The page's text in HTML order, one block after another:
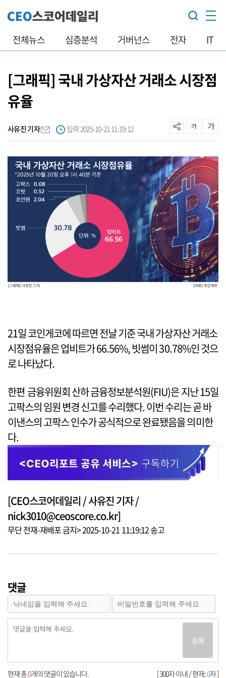
전체뉴스 심층분석 거버넌스 전자 IT
[그래픽] 국내 가상자산 거래소 시장점
유율
사유진 기자 입력 2025-10-21 11:19:12
21일 코인게코에 따르면 전날 기준 국내 가상자산 거래소
시장점유율은 업비트가 66.56%, 빗썸이 30.78%인 것으
로 나타났다.
한편 금융위원회 산하 금융정보분석원(FIU)은 지난 15일
고팍스의 임원 변경 신고를 수리했다. 이번 수리는 곧 바
이낸스의 고팍스 인수가 공식적으로 완료됐음을 의미한
다.
[CEO스코어데일리 / 사유진 기자 /
nick3010@ceoscore.co.kr]
무단 전재-재배포 금지> 2025-10-21 11:19:12 송고
댓글
등록
[ 300자 이내 / 현재:0자 ]
현재 총0개의 댓글이 있습니다.